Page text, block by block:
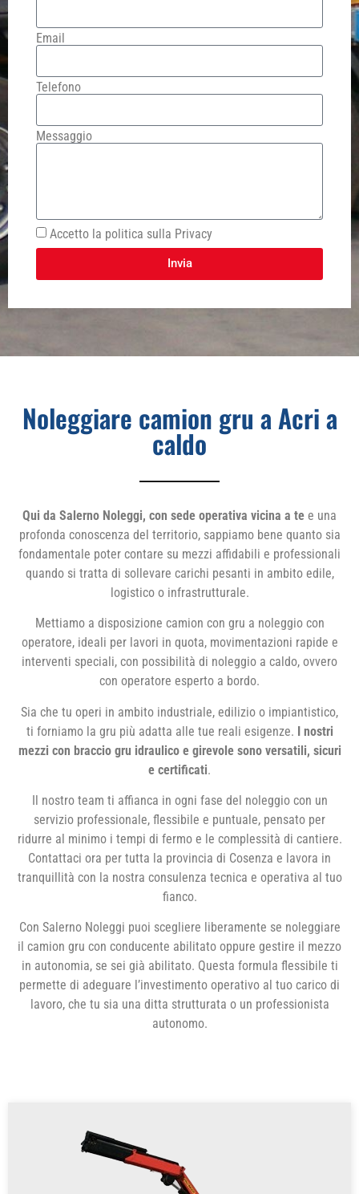
Email
Telefono
Messaggio
Accetto la politica sulla Privacy
Invia
Noleggiare camion gru a Acri a
caldo
Qui da Salerno Noleggi, con sede operativa vicina a te e una
profonda conoscenza del territorio, sappiamo bene quanto sia
fondamentale poter contare su mezzi affidabili e professionali
quando si tratta di sollevare carichi pesanti in ambito edile,
logistico o infrastrutturale.
Mettiamo a disposizione camion con gru a noleggio con
operatore, ideali per lavori in quota, movimentazioni rapide e
interventi speciali, con possibilità di noleggio a caldo, ovvero
con operatore esperto a bordo.
Sia che tu operi in ambito industriale, edilizio o impiantistico,
ti forniamo la gru più adatta alle tue reali esigenze. I nostri
mezzi con braccio gru idraulico e girevole sono versatili, sicuri
e certificati.
Il nostro team ti affianca in ogni fase del noleggio con un
servizio professionale, flessibile e puntuale, pensato per
ridurre al minimo i tempi di fermo e le complessità di cantiere.
Contattaci ora per tutta la provincia di Cosenza e lavora in
tranquillità con la nostra consulenza tecnica e operativa al tuo
fianco.
Con Salerno Noleggi puoi scegliere liberamente se noleggiare
il camion gru con conducente abilitato oppure gestire il mezzo
in autonomia, se sei già abilitato. Questa formula flessibile ti
permette di adeguare l’investimento operativo al tuo carico di
lavoro, che tu sia una ditta strutturata o un professionista
autonomo.